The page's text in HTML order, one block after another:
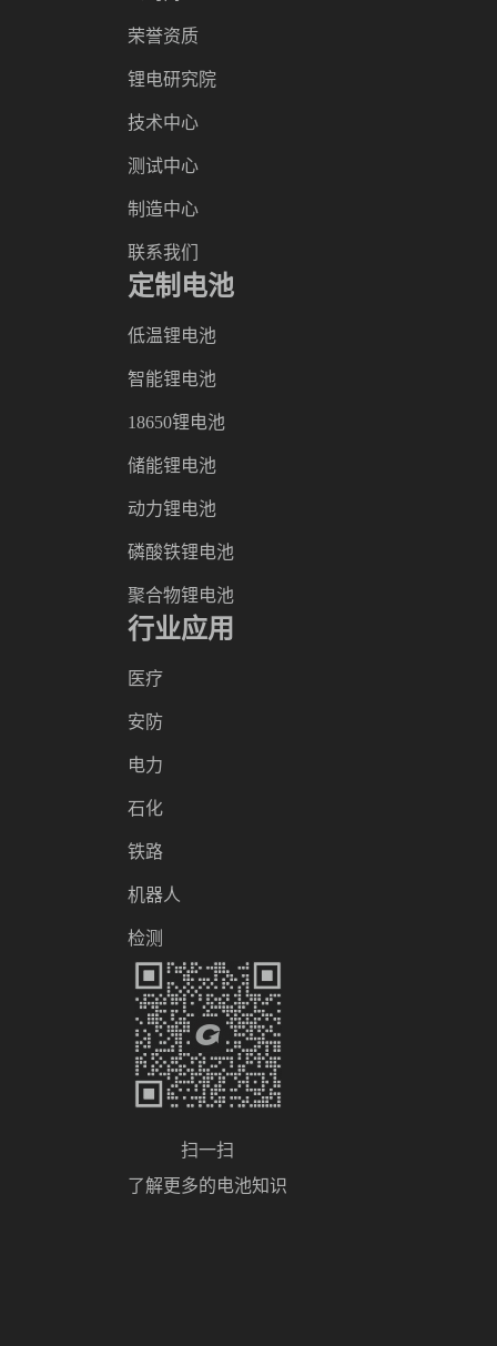
荣誉资质
锂电研究院
技术中心
测试中心
制造中心
联系我们
定制电池
低温锂电池
智能锂电池
18650锂电池
储能锂电池
动力锂电池
磷酸铁锂电池
聚合物锂电池
行业应用
医疗
安防
电力
石化
铁路
机器人
检测
扫一扫
了解更多的电池知识